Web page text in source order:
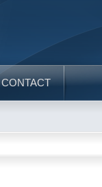
CONTACT